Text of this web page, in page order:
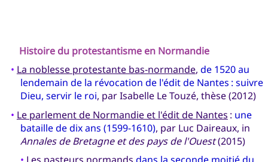
Histoire du protestantisme en Normandie
• La noblesse protestante bas-normande, de 1520 au
lendemain de la révocation de l'édit de Nantes : suivre
Dieu, servir le roi, par Isabelle Le Touzé, thèse (2012)
• Le parlement de Normandie et l'édit de Nantes : une
bataille de dix ans (1599-1610), par Luc Daireaux, in
Annales de Bretagne et des pays de l'Ouest(2015)